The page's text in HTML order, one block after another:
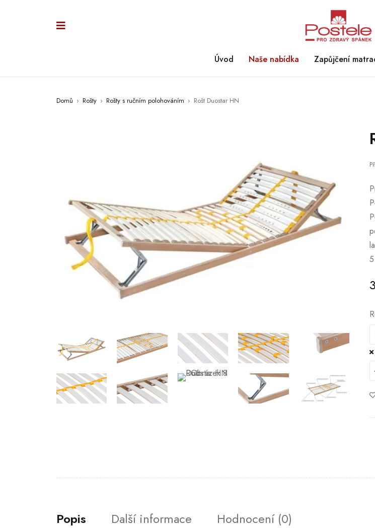
Úvod Naše nabídka Zapůjčení
Domů › Rošty › Rošty s ručním polohováním › Rošt Duostar HN
Popis Další informace Hodnocení (0)